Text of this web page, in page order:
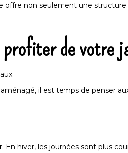
offre non seulement une structure
de votre
il est temps de penser
. En hiver, les journées sont plus